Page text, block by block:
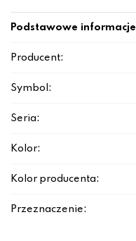
Podstawowe informacje
Producent:
Symbol:
Seria:
Kolor:
Kolor producenta:
Przeznaczenie: